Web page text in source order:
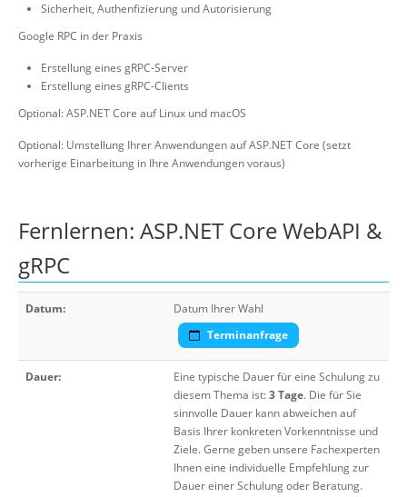
Sicherheit, Authenfizierung und Autorisierung
Google RPC in der Praxis
Erstellung eines gRPC-Server
Erstellung eines gRPC-Clients
Optional: ASP.NET Core auf Linux und macOS
Optional: Umstellung Ihrer Anwendungen auf ASP.NET Core (setzt
vorherige Einarbeitung in Ihre Anwendungen voraus)
Fernlernen: ASP.NET Core WebAPI &
gRPC
Datum:
Datum Ihrer Wahl
Terminanfrage
Dauer:
Eine typische Dauer für eine Schulung zu
diesem Thema ist:3 Tage. Die für Sie
sinnvolle Dauer kann abweichen auf
Basis Ihrer konkreten Vorkenntnisse und
Ziele. Gerne geben unsere Fachexperten
Ihnen eine individuelle Empfehlung zur
Dauer einer Schulung oder Beratung.